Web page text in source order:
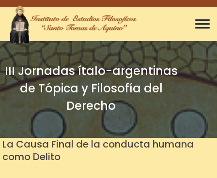
III Jornadas ítalo-argentinas
de Tópica y Filosofía del
Derecho
La Causa Final de la conducta humana
como Delito